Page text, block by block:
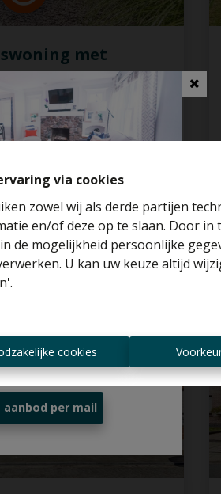
via cookies
zowel wij als derde partijen
en/of deze op te slaan. Door in
de mogelijkheid persoonlijke
U kan uw keuze altijd
cookies
met
gunstig
158 m² 1
waarde van je huis?
schatting
op de hoogte zijn van
aanbod per mail